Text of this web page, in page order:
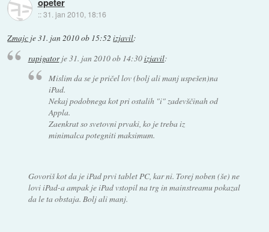
::31. jan 2010, 18:16
Zmajc je31. jan 2010 ob 15:52 izjavil:
rapigatorje31. jan 2010 ob 14:30izjavil:
Mislim da se je pričel lov (bolj ali manj uspešen)na
iPad.
Nekaj podobnega kot pri ostalih "i" zadevščinah od
Appla.
Zaenkrat so svetovni prvaki, ko je treba iz
minimalca potegniti maksimum.
Govoriš kot da je iPad prvi tablet PC, kar ni. Torej noben (še) ne
lovi iPad-a ampak je iPad vstopil na trg in mainstreamu pokazal
da le ta obstaja. Bolj ali manj.